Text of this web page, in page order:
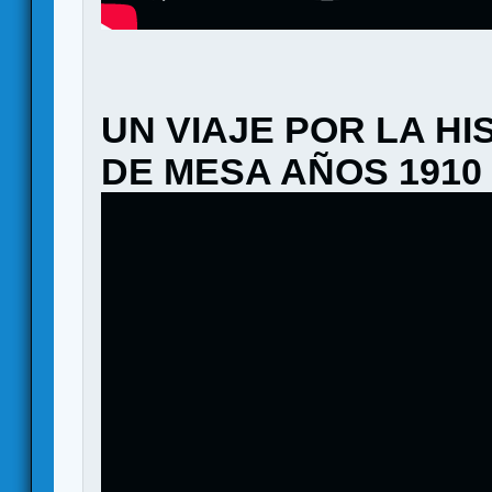
UN VIAJE POR LA
DE MESA AÑOS 1910